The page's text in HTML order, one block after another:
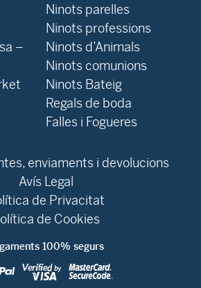
–
Ninots parelles
Ninots professions
Ninots d’Animals
Ninots comunions
Ninots Bateig
Regals de boda
Falles i Fogueres
enviaments i devolucions
Avís Legal
de Privacitat
de Cookies
100% segurs